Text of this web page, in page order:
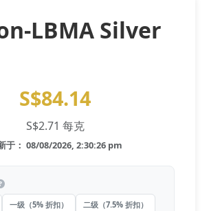
LBMA Silver
S$84.14
S$2.71 每克
于： 08/08/2026, 2:30:26 pm
一级（5% 折扣） 二级（7.5% 折扣）